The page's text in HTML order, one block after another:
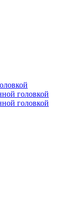
головкой
головкой